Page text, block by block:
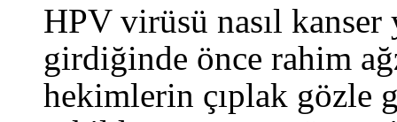
HPV virüsü nasıl
girdiğinde önce rahim
hekimlerin çıplak gözle